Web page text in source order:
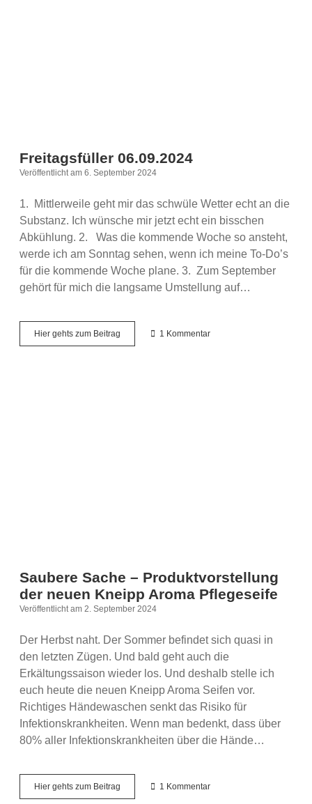
Freitagsfüller 06.09.2024
Veröffentlicht am 6. September 2024
1. Mittlerweile geht mir das schwüle Wetter echt an die
Substanz. Ich wünsche mir jetzt echt ein bisschen
Abkühlung. 2. Was die kommende Woche so ansteht,
werde ich am Sonntag sehen, wenn ich meine To-Do’s
für die kommende Woche plane. 3. Zum September
gehört für mich die langsame Umstellung auf…
Hier gehts zum Beitrag Freitagsfüller
06.09.2024
1 Kommentar
Saubere Sache – Produktvorstellung
der neuen Kneipp Aroma Pflegeseife
Veröffentlicht am 2. September 2024
Der Herbst naht. Der Sommer befindet sich quasi in
den letzten Zügen. Und bald geht auch die
Erkältungssaison wieder los. Und deshalb stelle ich
euch heute die neuen Kneipp Aroma Seifen vor.
Richtiges Händewaschen senkt das Risiko für
Infektionskrankheiten. Wenn man bedenkt, dass über
80% aller Infektionskrankheiten über die Hände…
Hier gehts zum Beitrag Saubere
Sache
1 Kommentar